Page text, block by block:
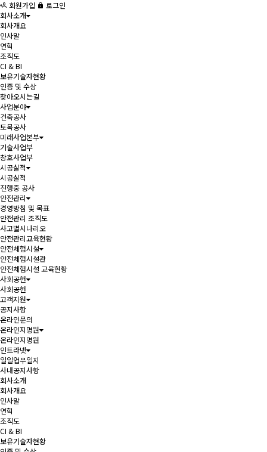
회원가입
로그인
회사소개
회사개요
인사말
연혁
조직도
CI & BI
보유기술자현황
인증 및 수상
찾아오시는길
사업분야
건축공사
토목공사
미래사업본부
기술사업부
창호사업부
시공실적
시공실적
진행중 공사
안전관리
경영방침 및 목표
안전관리 조직도
사고별시나리오
안전관리교육현황
안전체험시설
안전체험시설관
안전체험시설 교육현황
사회공헌
사회공헌
고객지원
공지사항
온라인문의
온라인지명원
온라인지명원
인트라넷
일일업무일지
사내공지사항
회사소개
회사개요
인사말
연혁
조직도
CI & BI
보유기술자현황